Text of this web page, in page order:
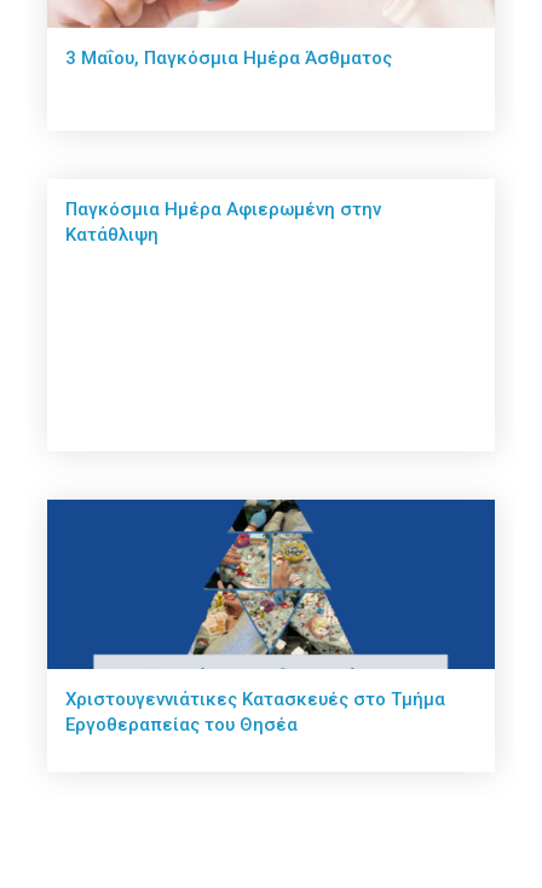
3 Μαΐου, Παγκόσμια Ημέρα Άσθματος
Παγκόσμια Ημέρα Αφιερωμένη στην
Κατάθλιψη
Χριστουγεννιάτικες Κατασκευές στο Τμήμα
Εργοθεραπείας του Θησέα